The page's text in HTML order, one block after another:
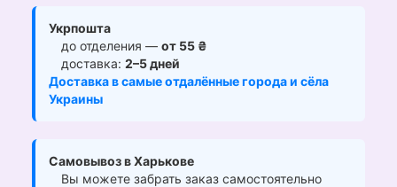
Укрпошта
до отделения — от 55 ₴
доставка: 2–5 дней
Доставка в самые отдалённые города и сёла
Украины
Самовывоз в Харькове
Вы можете забрать заказ самостоятельно